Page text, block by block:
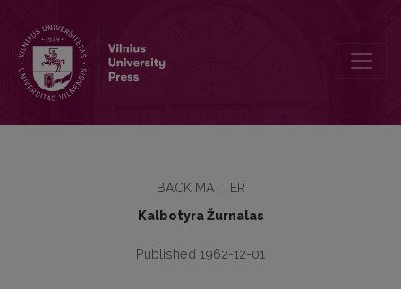
BACK MATTER
Kalbotyra Žurnalas
Published 1962-12-01